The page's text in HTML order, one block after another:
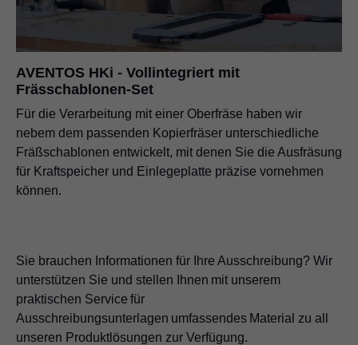
AVENTOS HKi - Vollintegriert mit
Frässchablonen-Set
Für die Verarbeitung mit einer Oberfräse haben wir
nebem dem passenden Kopierfräser unterschiedliche
Fräßschablonen entwickelt, mit denen Sie die Ausfräsung
für Kraftspeicher und Einlegeplatte präzise vornehmen
können.
Sie brauchen Informationen für Ihre Ausschreibung? Wir
unterstützen Sie und stellen Ihnen mit unserem
praktischen Service für
Ausschreibungsunterlagen umfassendes Material zu all
unseren Produktlösungen zur Verfügung.